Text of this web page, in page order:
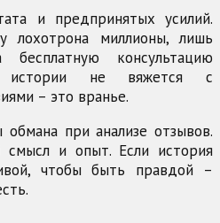
и предпринятых усилий.
лохотрона миллионы, лишь
консультацию
истории не вяжется с
– это вранье.
при анализе отзывов.
смысл и опыт. Если история
чтобы быть правдой –